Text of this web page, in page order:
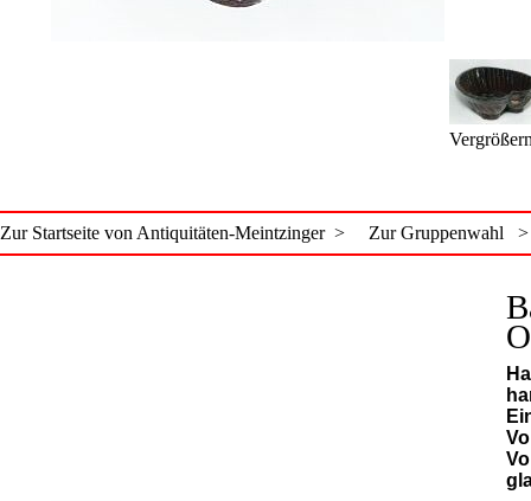
Zur Startseite von Antiquitäten-Meintzinger > Zur Gruppenwahl >